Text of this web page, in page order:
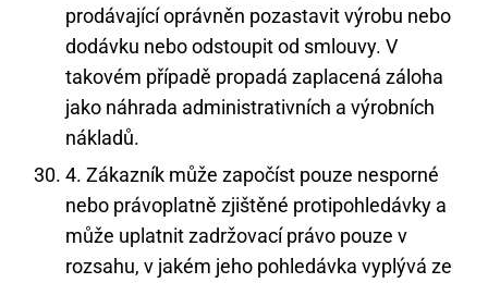
prodávající oprávněn pozastavit výrobu nebo
dodávku nebo odstoupit od smlouvy. V
takovém případě propadá zaplacená záloha
jako náhrada administrativních a výrobních
nákladů.
4. Zákazník může započíst pouze nesporné
nebo právoplatně zjištěné protipohledávky a
může uplatnit zadržovací právo pouze v
rozsahu, v jakém jeho pohledávka vyplývá ze